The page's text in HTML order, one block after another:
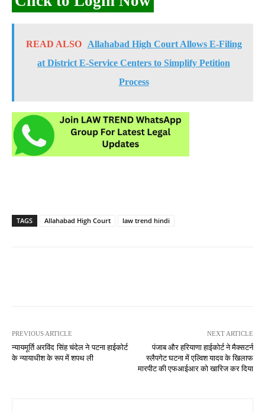
READ ALSO
Allahabad High Court Allows E-Filing
at District E-Service Centers to Simplify Petition
Process
TAGS Allahabad High Court law trend hindi
PREVIOUS ARTICLE
न्यायमूर्ति अरविंद सिंह चंदेल ने पटना हाईकोर्ट
के न्यायाधीश के रूप में शपथ ली
NEXT ARTICLE
पंजाब और हरियाणा हाईकोर्ट ने मैक्सटर्न
स्लैपगेट घटना में एल्विश यादव के खिलाफ
मारपीट की एफआईआर को खारिज कर दिया